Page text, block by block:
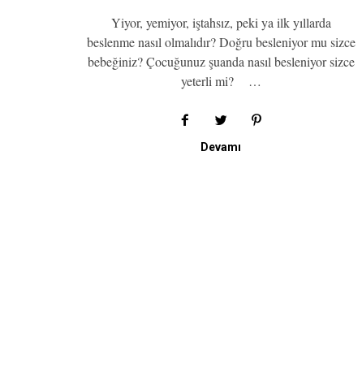
Yiyor, yemiyor, iştahsız, peki ya ilk yıllarda
beslenme nasıl olmalıdır? Doğru besleniyor mu sizce
bebeğiniz? Çocuğunuz şuanda nasıl besleniyor sizce
yeterli mi? …
Devamı